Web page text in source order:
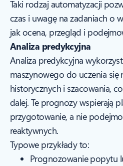
Taki rodzaj automatyzacji
czas i uwagę na zadaniach o
jak ocena, przegląd i
Analiza predykcyjna
Analiza predykcyjna
maszynowego do uczenia
historycznych i szacowania,
dalej. Te prognozy wspierają
przygotowanie, a nie
reaktywnych.
Typowe przykłady to:
Prognozowanie popytu